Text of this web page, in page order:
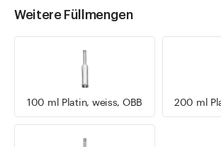
Weitere Füllmengen
100 ml Platin, weiss, OBB 200 ml